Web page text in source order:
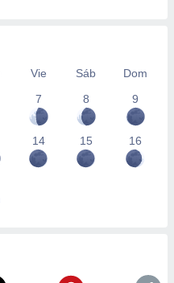
Vie Sáb
Dom
7
8 9
14 15 16